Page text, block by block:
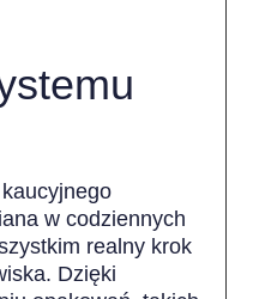
w codziennych
realny krok
Dzięki